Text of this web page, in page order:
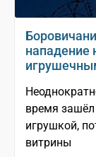
нападение
время
игрушкой,
витрины